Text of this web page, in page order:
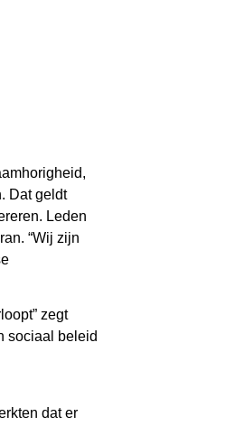
Dat geldt
Leden
“Wij zijn
zegt
sociaal beleid
dat er